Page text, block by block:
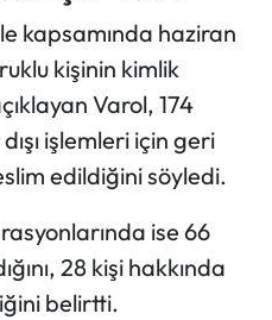
kapsamında haziran
kişinin kimlik
Varol, 174
işlemleri için geri
edildiğini söyledi.
ise 66
28 kişi hakkında
belirtti.